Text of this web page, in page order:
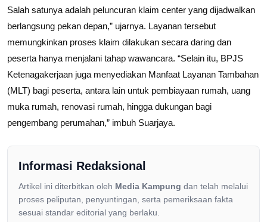
Salah satunya adalah peluncuran klaim center yang dijadwalkan
berlangsung pekan depan,” ujarnya. Layanan tersebut
memungkinkan proses klaim dilakukan secara daring dan
peserta hanya menjalani tahap wawancara. “Selain itu, BPJS
Ketenagakerjaan juga menyediakan Manfaat Layanan Tambahan
(MLT) bagi peserta, antara lain untuk pembiayaan rumah, uang
muka rumah, renovasi rumah, hingga dukungan bagi
pengembang perumahan,” imbuh Suarjaya.
Informasi Redaksional
Artikel ini diterbitkan oleh Media Kampung dan telah melalui
proses peliputan, penyuntingan, serta pemeriksaan fakta
sesuai standar editorial yang berlaku.